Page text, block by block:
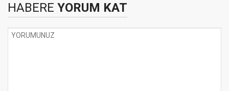
HABERE YORUM KAT